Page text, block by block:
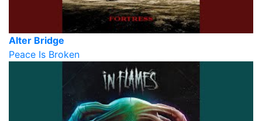
Alter Bridge
Peace Is Broken